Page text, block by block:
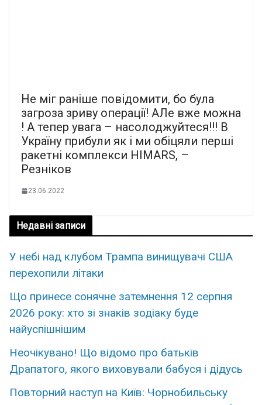
Не міг раніше повідомити, бо була
загроза зриву операції! АЛе вже можна
! А тепер увага – насолоджуйтеся!!! В
Україну прибули як і ми обіцяли перші
ракетні комплекси HIMARS, –
Резніков
23.06.2022
Недавні записи
У небі над клубом Трампа винищувачі США
перехопили літаки
Що принесе сонячне затемнення 12 серпня
2026 року: хто зі знаків зодіаку буде
найуспішнішим
Неoчікувано! Що відомо про бaтьків
Дpапатого, якого виxовували бабуся і дiдусь
Повторний наступ на Київ: Чорнобильську